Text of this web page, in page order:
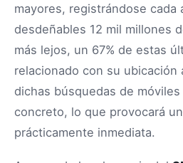
mayores, registrándose cada
desdeñables 12 mil millones
más lejos, un 67% de estas
relacionado con su ubicación
dichas búsquedas de
concreto, lo que provocará
prácticamente inmediata.